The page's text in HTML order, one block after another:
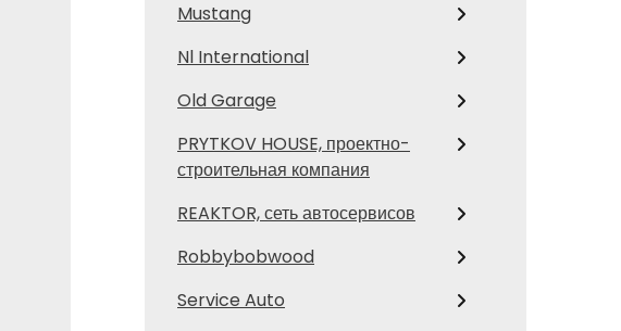
Mustang
Nl International
Old Garage
PRYTKOV HOUSE, проектно-
строительная компания
REAKTOR, сеть автосервисов
Robbybobwood
Service Auto